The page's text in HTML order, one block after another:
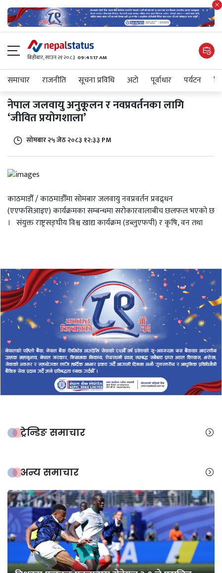
बिहीबार, साउन २१ २०८३ 09:41:17 AM
समाचार राजनीति सूचना प्रविधि अटाे पूर्वाधार पर्यटन
नेपाल जलवायु अनुकूलन र नवप्रवर्तनका लागि
‘जीवित प्रयोगशाला’
सोमबार २५ जेठ २०८३ १२:३३ PM
काठमाडौँ / काठमाडौँमा सोमबार जलवायु नवप्रवर्तन प्रवद्र्धन
(एएफसिआइए) कार्यक्रमका सम्बन्धमा सरोकारवालाबीच छलफल भएको छ
। संयुक्त राष्ट्रसङ्घीय विश्व खाद्य कार्यक्रम (डब्लुएफपी) र कृषि, वन तथा
ट्रेन्डिङ समाचार
अन्य समाचार